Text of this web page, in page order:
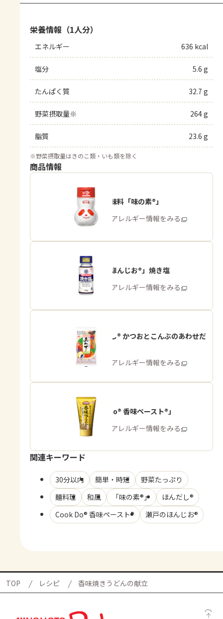
栄養情報（1人分）
エネルギー 636 kcal
塩分 5.6 g
たんぱく質 32.7 g
野菜摂取量※ 264 g
脂質 23.6 g
※野菜摂取量はきのこ類・いも類を除く
商品情報
うま味調味料「味の素®」
商品・アレルギー情報をみる
「瀬戸のほんじお®」焼き塩
商品・アレルギー情報をみる
「ほんだし® かつおとこんぶのあわせだ
し」
商品・アレルギー情報をみる
「Cook Do® 香味ペースト®」
商品・アレルギー情報をみる
関連キーワード
30分以内 簡単・時短
野菜たっぷり
麺料理
和風 「味の素®」
ほんだし®
Cook Do® 香味ペースト®
瀬戸のほんじお®
TOP レシピ 香味焼きうどんの献立